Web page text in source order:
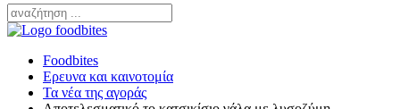
Foodbites
Ερευνα και καινοτομία
Τα νέα της αγοράς